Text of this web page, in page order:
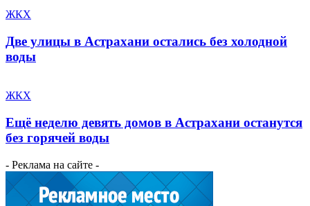
ЖКХ
Две улицы в Астрахани остались без холодной
воды
ЖКХ
Ещё неделю девять домов в Астрахани останутся
без горячей воды
- Реклама на сайте -